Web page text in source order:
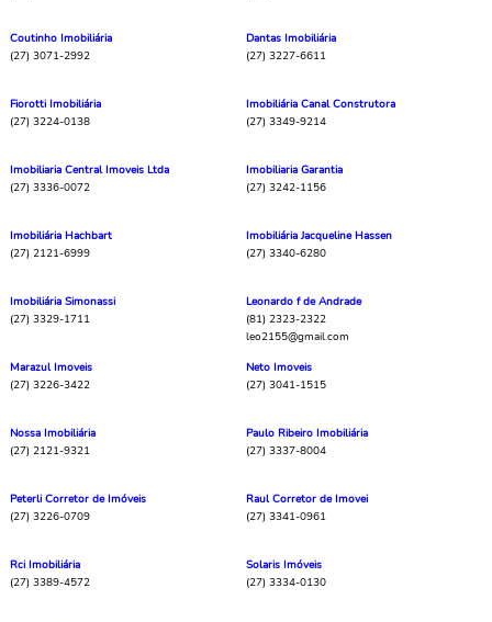
Coutinho Imobiliária
(27) 3071-2992
Dantas Imobiliária
(27) 3227-6611
Fiorotti Imobiliária
(27) 3224-0138
Imobiliária Canal Construtora
(27) 3349-9214
Imobiliaria Central Imoveis Ltda
(27) 3336-0072
Imobiliaria Garantia
(27) 3242-1156
Imobiliária Hachbart
(27) 2121-6999
Imobiliária Jacqueline Hassen
(27) 3340-6280
Imobiliária Simonassi
(27) 3329-1711
Leonardo f de Andrade
(81) 2323-2322
leo2155@gmail.com
Marazul Imoveis
(27) 3226-3422
Neto Imoveis
(27) 3041-1515
Nossa Imobiliária
(27) 2121-9321
Paulo Ribeiro Imobiliária
(27) 3337-8004
Peterli Corretor de Imóveis
(27) 3226-0709
Raul Corretor de Imovei
(27) 3341-0961
Rci Imobiliária
(27) 3389-4572
Solaris Imóveis
(27) 3334-0130